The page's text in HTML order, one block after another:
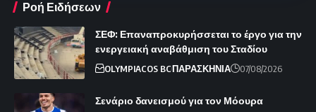
Ροή Ειδήσεων
ΣΕΦ: Επαναπροκυρήσσεται το έργο για την
ενεργειακή αναβάθμιση του Σταδίου
OLYMPIACOS BCΠΑΡΑΣΚΗΝΙΑ 07/08/2026
Σενάριο δανεισμού για τον Μόουρα